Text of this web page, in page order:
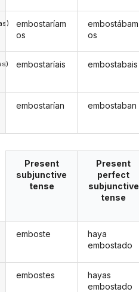
embostaríam
os
embostaríais
embostarían
embostábam
os
embostabais
embostaban
Present
subjunctive
tense
emboste
embostes
Present
perfect
subjunctive
tense
haya
embostado
hayas
embostado